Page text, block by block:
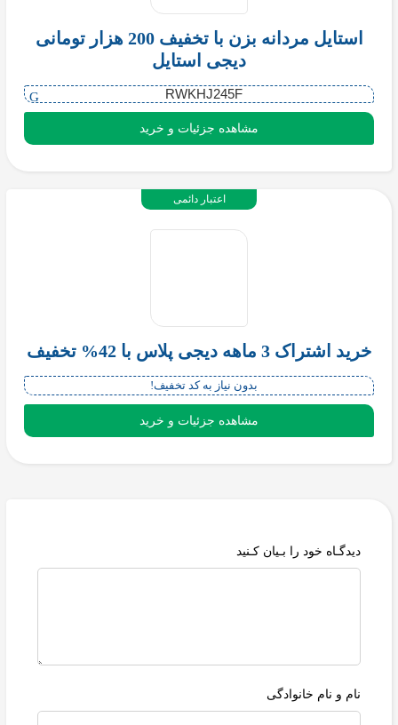
استایل مردانه بزن با تخفیف 200 هزار تومانی
دیجی استایل
RWKHJ245F
مشاهده جزئیات و خرید
خرید اشتراک 3 ماهه دیجی پلاس با 42% تخفیف
بدون نیاز به کد تخفیف!
مشاهده جزئیات و خرید
اعتبار دائمی
دیدگـاه خود را بـیان کـنید
نام و نام خانوادگی